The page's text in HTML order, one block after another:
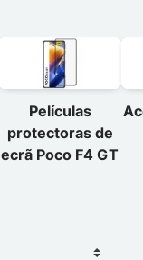
Películas
protectoras de
ecrã Poco F4 GT